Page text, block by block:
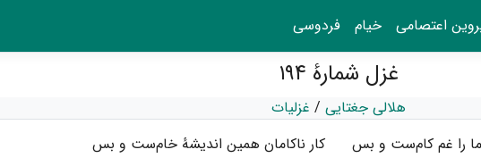
اعتصامی خیام فردوسی
غزل شمارهٔ ۱۹۴
هلالی جغتایی / غزلیات
را غم کام‌ست و بس
کار ناکامان همین اندیشهٔ خام‌ست و بس